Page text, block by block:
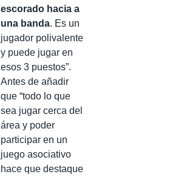
escorado hacia a
una banda. Es un
jugador polivalente
y puede jugar en
esos 3 puestos”.
Antes de añadir
que “todo lo que
sea jugar cerca del
área y poder
participar en un
juego asociativo
hace que destaque